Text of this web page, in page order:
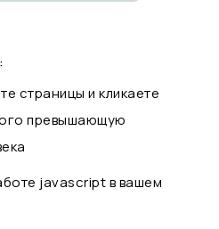
страницы и кликаете
превышающую
javascript в вашем